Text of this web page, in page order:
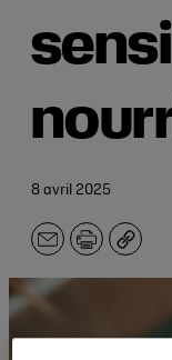
8 avril 2025
E-
Imprimer